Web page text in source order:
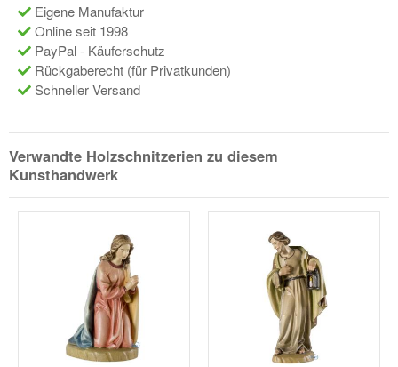
Eigene Manufaktur
Online seit 1998
PayPal - Käuferschutz
Rückgaberecht (für Privatkunden)
Schneller Versand
Verwandte Holzschnitzerien zu diesem
Kunsthandwerk